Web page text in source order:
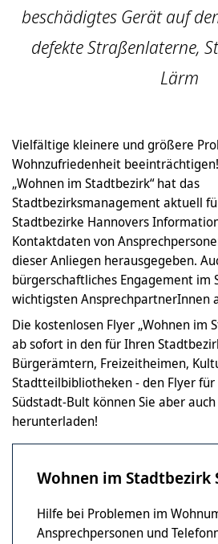
beschädigtes Gerät auf
defekte Straßenlaterne,
Lärm
Vielfältige kleinere und größere
Wohnzufriedenheit
„Wohnen im Stadtbezirk“ hat das
Stadtbezirksmanagement aktuell
Stadtbezirke Hannovers
Kontaktdaten von
dieser Anliegen herausgegeben.
bürgerschaftliches Engagement im
wichtigsten AnsprechpartnerInnen
Die kostenlosen Flyer „Wohnen im
ab sofort in den für Ihren
Bürgerämtern, Freizeitheimen,
Stadtteilbibliotheken - den Flyer
Südstadt-Bult können Sie aber
herunterladen!
Wohnen im Stadtbezirk
Hilfe bei Problemen im
Ansprechpersonen und